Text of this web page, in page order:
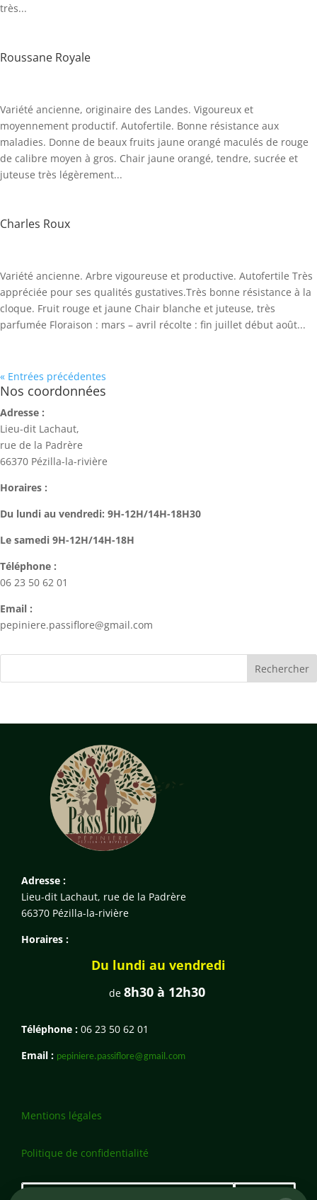
très...
Roussane Royale
Variété ancienne, originaire des Landes. Vigoureux et
moyennement productif. Autofertile. Bonne résistance aux
maladies. Donne de beaux fruits jaune orangé maculés de rouge
de calibre moyen à gros. Chair jaune orangé, tendre, sucrée et
juteuse très légèrement...
Charles Roux
Variété ancienne. Arbre vigoureuse et productive. Autofertile Très
appréciée pour ses qualités gustatives.Très bonne résistance à la
cloque. Fruit rouge et jaune Chair blanche et juteuse, très
parfumée Floraison : mars – avril récolte : fin juillet début août...
« Entrées précédentes
Nos coordonnées
Adresse :
Lieu-dit Lachaut,
rue de la Padrère
66370 Pézilla-la-rivière
Horaires :
Du lundi au vendredi: 9H-12H/14H-18H30
Le samedi 9H-12H/14H-18H
Téléphone :
06 23 50 62 01
Email :
pepiniere.passiflore@gmail.com
Adresse :
Lieu-dit Lachaut, rue de la Padrère
66370 Pézilla-la-rivière
Horaires :
Du lundi au vendredi
de 8h30 à 12h30
Téléphone : 06 23 50 62 01
Email : pepiniere.passiflore@gmail.com
Mentions légales
Politique de confidentialité